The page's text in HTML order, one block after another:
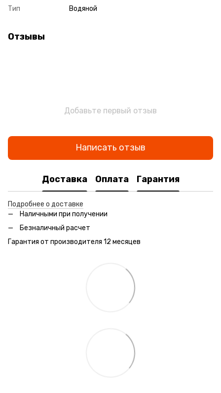
Тип Водяной
Отзывы
Добавьте первый отзыв
Написать отзыв
Доставка Оплата Гарантия
Подробнее о доставке
Наличными при получении
Безналичный расчет
Гарантия от производителя 12 месяцев